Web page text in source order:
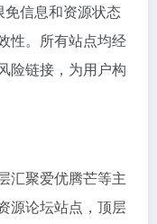
信息和资源状态
性。所有站点均经
险链接，为用户构
汇聚爱优腾芒等主
源论坛站点，顶层